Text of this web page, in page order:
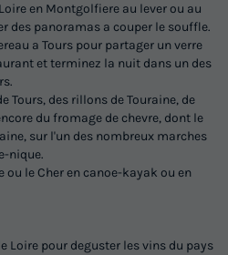
en Montgolfiere au lever ou au
des panoramas a couper le souffle.
a Tours pour partager un verre
et terminez la nuit dans un des
Tours, des rillons de Touraine, de
du fromage de chevre, dont le
sur l'un des nombreux marches
nique.
ou le Cher en canoe-kayak ou en
Loire pour deguster les vins du pays